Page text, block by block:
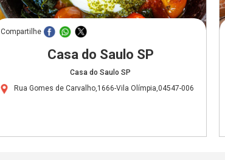
Compartilhe
Casa do Saulo SP
Casa do Saulo SP
Rua Gomes de Carvalho,1666-Vila Olímpia,04547-006